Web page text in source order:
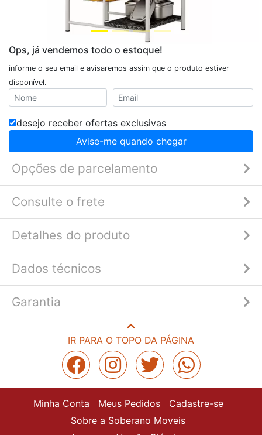
Ops, já vendemos todo o estoque!
informe o seu email e avisaremos assim que o produto estiver
disponível.
desejo receber ofertas exclusivas
Avise-me quando chegar
Opções de parcelamento
Consulte o frete
Detalhes do produto
Dados técnicos
Garantia
IR PARA O TOPO DA PÁGINA
Minha Conta Meus Pedidos
Cadastre-se
Sobre a Soberano Moveis